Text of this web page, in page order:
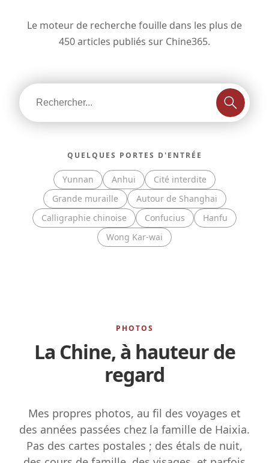
Le moteur de recherche fouille dans les plus de
450 articles publiés sur Chine365.
QUELQUES PORTES D'ENTRÉE
Yunnan Anhui
Cité interdite
Grande muraille
Autour de Shanghai
Calligraphie chinoise
Confucius
Hanfu
Wong Kar-wai
PHOTOS
La Chine, à hauteur de
regard
Mes propres photos, au fil des voyages et
des années passées chez la famille de Haixia.
Pas des cartes postales ; des étals de nuit,